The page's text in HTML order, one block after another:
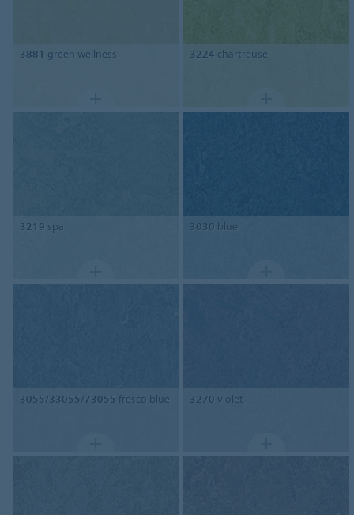
3881 green wellness 3224 chartreuse
3219 spa 3030 blue
3055/33055/73055 fresco blue 3270 violet